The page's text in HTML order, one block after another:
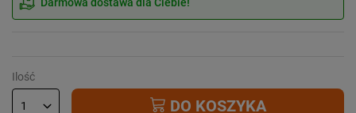
Ilość
DO KOSZYKA